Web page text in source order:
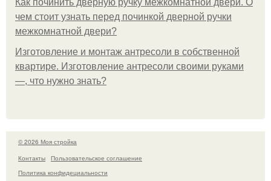
Как починить дверную ручку межкомнатной двери. О
чем стоит узнать перед починкой дверной ручки
межкомнатной двери?
Изготовление и монтаж антресоли в собственной
квартире. Изготовление антресоли своими руками
—, что нужно знать?
© 2026 Моя стройка
Контакты
Пользовательское соглашение
Политика конфидециальности